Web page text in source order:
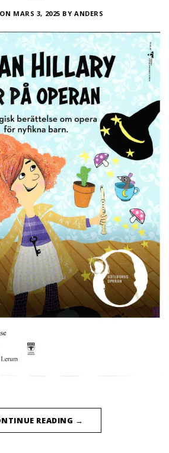
MARS 3, 2025 BYANDERS
READING →